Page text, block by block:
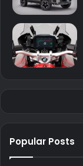
Popular Posts